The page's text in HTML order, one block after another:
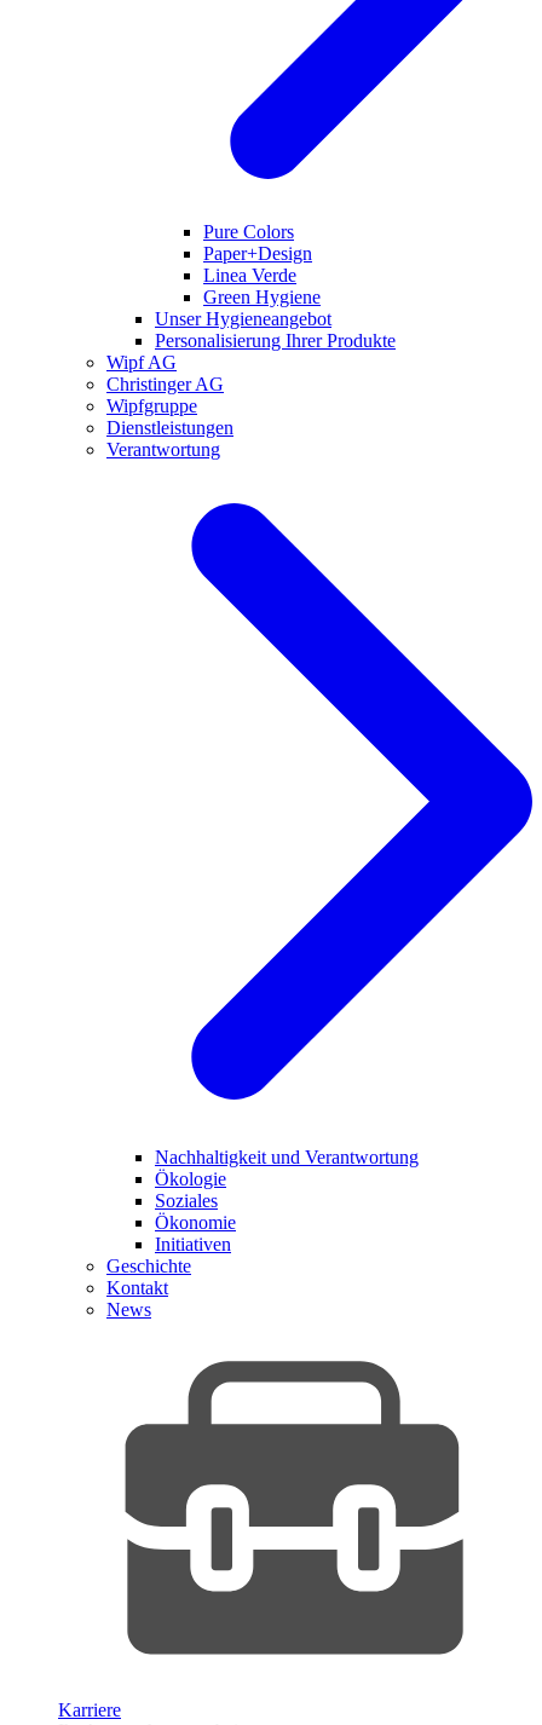
Pure Colors
Paper+Design
Linea Verde
Green Hygiene
Unser Hygieneangebot
Personalisierung Ihrer Produkte
Wipf AG
Christinger AG
Wipfgruppe
Dienstleistungen
Verantwortung
Nachhaltigkeit und Verantwortung
Ökologie
Soziales
Ökonomie
Initiativen
Geschichte
Kontakt
News
Karriere